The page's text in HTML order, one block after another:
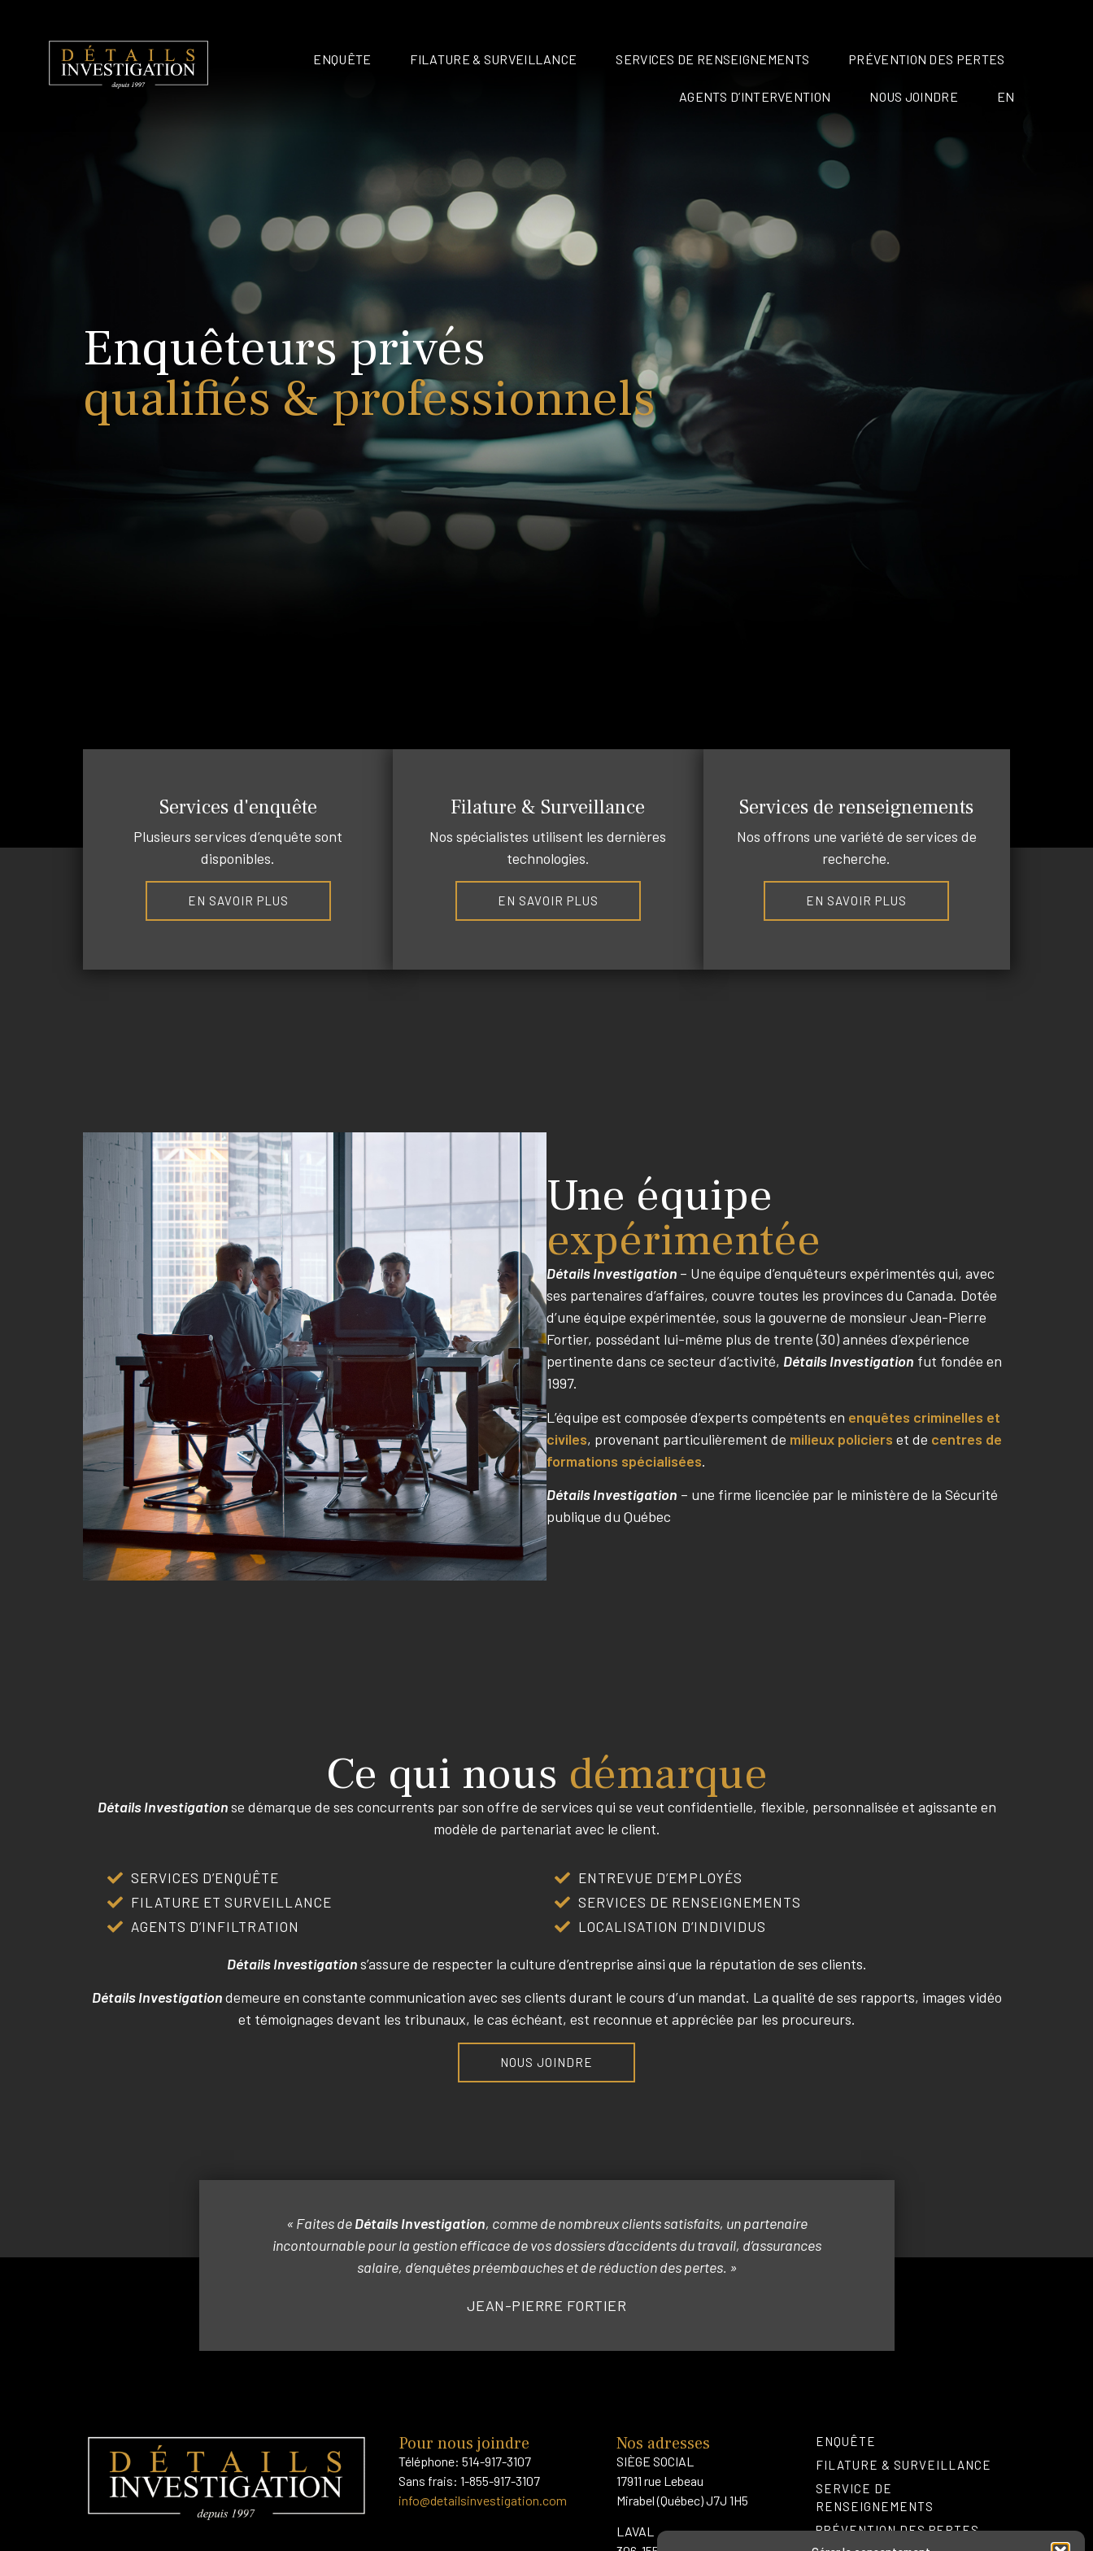
ENQUÊTE FILATURE & SURVEILLANCE SERVICES DE RENSEIGNEMENTS PRÉVENTION DES PERTES
AGENTS D’INTERVENTION NOUS JOINDRE EN
Enquêteurs privés
qualifiés & professionnels
Services d'enquête
Plusieurs services d’enquête sont
disponibles.
EN SAVOIR PLUS
Filature & Surveillance
Nos spécialistes utilisent les dernières
technologies.
EN SAVOIR PLUS
Services de renseignements
Nos offrons une variété de services de
recherche.
EN SAVOIR PLUS
Une équipe
expérimentée
Détails Investigation – Une équipe d’enquêteurs expérimentés qui, avec
ses partenaires d’affaires, couvre toutes les provinces du Canada. Dotée
d’une équipe expérimentée, sous la gouverne de monsieur Jean-Pierre
Fortier, possédant lui-même plus de trente (30) années d’expérience
pertinente dans ce secteur d’activité, Détails Investigation fut fondée en
1997.
L’équipe est composée d’experts compétents en enquêtes criminelles et
civiles, provenant particulièrement de milieux policiers et de centres de
formations spécialisées.
Détails Investigation – une firme licenciée par le ministère de la Sécurité
publique du Québec
Ce qui nous démarque
Détails Investigationse démarque de ses concurrents par son offre de services qui se veut confidentielle, flexible, personnalisée et agissante en
modèle de partenariat avec le client.
SERVICES D’ENQUÊTE
FILATURE ET SURVEILLANCE
AGENTS D’INFILTRATION
ENTREVUE D’EMPLOYÉS
SERVICES DE RENSEIGNEMENTS
LOCALISATION D’INDIVIDUS
Détails Investigations’assure de respecter la culture d’entreprise ainsi que la réputation de ses clients.
Détails Investigationdemeure en constante communication avec ses clients durant le cours d’un mandat. La qualité de ses rapports, images vidéo
et témoignages devant les tribunaux, le cas échéant, est reconnue et appréciée par les procureurs.
NOUS JOINDRE
« Faites deDétails Investigation, comme de nombreux clients satisfaits, un partenaire
incontournable pour la gestion efficace de vos dossiers d’accidents du travail, d’assurances
salaire, d’enquêtes préembauches et de réduction des pertes. »
JEAN-PIERRE FORTIER
Pour nous joindre
Téléphone: 514-917-3107
Sans frais: 1-855-917-3107
info@detailsinvestigation.com
Nos adresses
SIÈGE SOCIAL
17911 rue Lebeau
Mirabel (Québec) J7J 1H5
LAVAL
ENQUÊTE
FILATURE & SURVEILLANCE
SERVICE DE
RENSEIGNEMENTS
PRÉVENTION DES PERTES